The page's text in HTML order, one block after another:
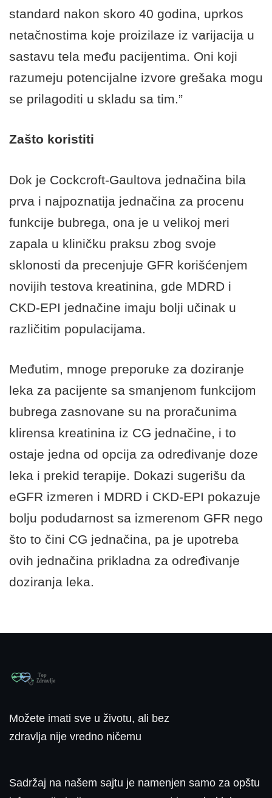
standard nakon skoro 40 godina, uprkos
netačnostima koje proizilaze iz varijacija u
sastavu tela među pacijentima. Oni koji
razumeju potencijalne izvore grešaka mogu
se prilagoditi u skladu sa tim.”
Zašto koristiti
Dok je Cockcroft-Gaultova jednačina bila
prva i najpoznatija jednačina za procenu
funkcije bubrega, ona je u velikoj meri
zapala u kliničku praksu zbog svoje
sklonosti da precenjuje GFR korišćenjem
novijih testova kreatinina, gde MDRD i
CKD-EPI jednačine imaju bolji učinak u
različitim populacijama.
Međutim, mnoge preporuke za doziranje
leka za pacijente sa smanjenom funkcijom
bubrega zasnovane su na proračunima
klirensa kreatinina iz CG jednačine, i to
ostaje jedna od opcija za određivanje doze
leka i prekid terapije. Dokazi sugerišu da
eGFR izmeren i MDRD i CKD-EPI pokazuje
bolju podudarnost sa izmerenom GFR nego
što to čini CG jednačina, pa je upotreba
ovih jednačina prikladna za određivanje
doziranja leka.
Možete imati sve u životu, ali bez
zdravlja nije vredno ničemu
Sadržaj na našem sajtu je namenjen samo za opštu